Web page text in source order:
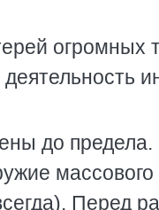
огромных
до предела.
Перед